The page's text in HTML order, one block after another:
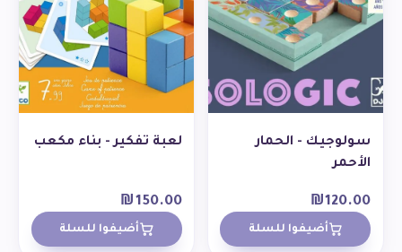
سولوجيك - الحمار
الأحمر
₪120.00
أضيفوا للسلة
لعبة تفكير - بناء مكعب
₪150.00
أضيفوا للسلة